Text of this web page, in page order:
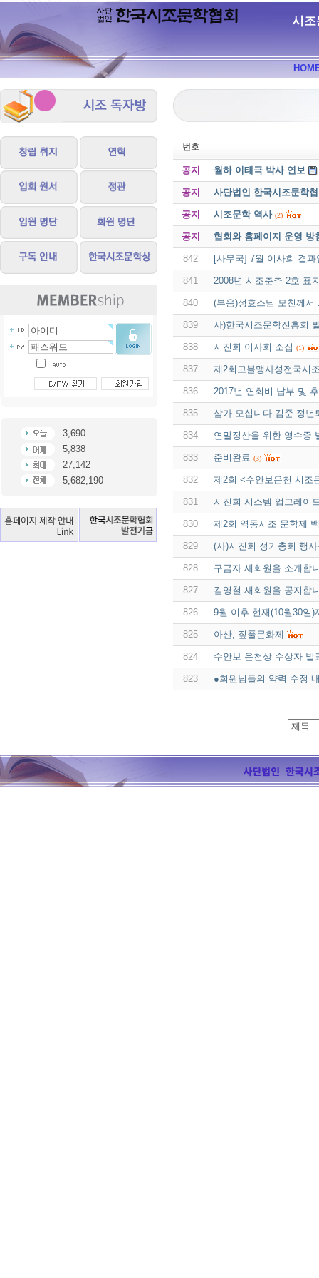
시조
3,690
5,838
27,142
5,682,190
번호
공지 월하 이태극 박사 연보
공지 사단법인 한국시조문학
공지 시조문학 역사 (2)
공지 협회와 홈페이지 운영 방
842 [사무국] 7월 이사회 결과
841 2008년 시조춘추 2호 표
840 (부음)성효스님 모친께서
839 사)한국시조문학진흥회
838 시진회 이사회 소집 (1)
837 제2회고불맹사성전국시
836 2017년 연회비 납부 및
835 삼가 모십니다-김준 정년
834 연말정산을 위한 영수증
833 준비완료 (3)
832 제2회 <수안보온천 시조
831 시진회 시스템 업그레이
830 제2회 역동시조 문학제
829 (사)시진회 정기총회 행
828 구금자 새회원을 소개합
827 김영철 새회원을 공지합
826 9월 이후 현재(10월30일
825 아산, 짚풀문화제
824 수안보 온천상 수상자 발
823 ●회원님들의 약력 수정